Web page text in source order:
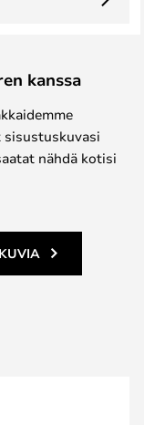
kanssa
nähdä kotisi